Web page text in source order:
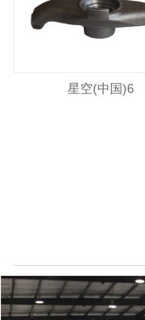
星空(中国)6